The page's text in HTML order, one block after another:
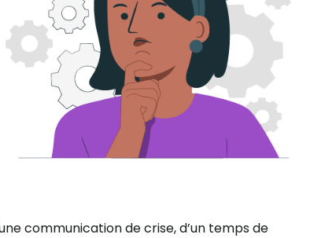
communication de crise, d’un temps de